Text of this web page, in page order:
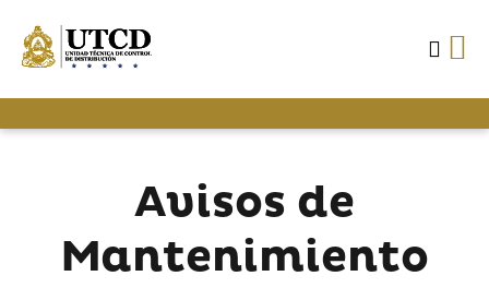
Avisos de
Mantenimiento